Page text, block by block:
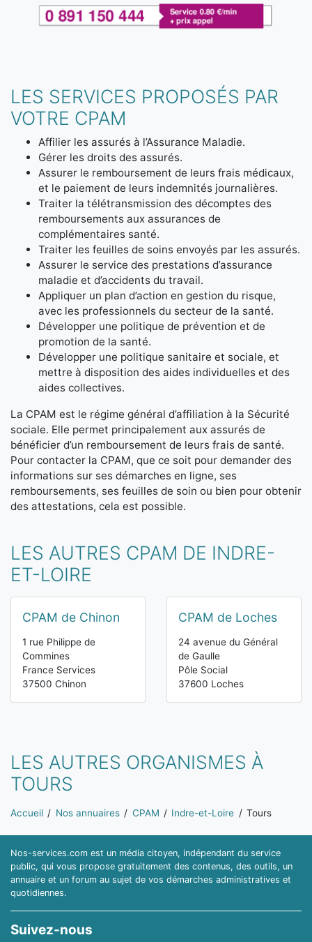
LES SERVICES PROPOSÉS PAR
VOTRE CPAM
Affilier les assurés à l’Assurance Maladie.
Gérer les droits des assurés.
Assurer le remboursement de leurs frais médicaux,
et le paiement de leurs indemnités journalières.
Traiter la télétransmission des décomptes des
remboursements aux assurances de
complémentaires santé.
Traiter les feuilles de soins envoyés par les assurés.
Assurer le service des prestations d’assurance
maladie et d’accidents du travail.
Appliquer un plan d’action en gestion du risque,
avec les professionnels du secteur de la santé.
Développer une politique de prévention et de
promotion de la santé.
Développer une politique sanitaire et sociale, et
mettre à disposition des aides individuelles et des
aides collectives.
La CPAM est le régime général d’affiliation à la Sécurité
sociale. Elle permet principalement aux assurés de
bénéficier d’un remboursement de leurs frais de santé.
Pour contacter la CPAM, que ce soit pour demander des
informations sur ses démarches en ligne, ses
remboursements, ses feuilles de soin ou bien pour obtenir
des attestations, cela est possible.
LES AUTRES CPAM DE INDRE-
ET-LOIRE
CPAM de Chinon
1 rue Philippe de
Commines
France Services
37500 Chinon
CPAM de Loches
24 avenue du Général
de Gaulle
Pôle Social
37600 Loches
LES AUTRES ORGANISMES À
TOURS
Vous êtes ici:
Accueil Nos annuaires CPAM Indre-et-Loire Tours
Nos-services.com est un média citoyen, indépendant du service
public, qui vous propose gratuitement des contenus, des outils, un
annuaire et un forum au sujet de vos démarches administratives et
quotidiennes.
Suivez-nous